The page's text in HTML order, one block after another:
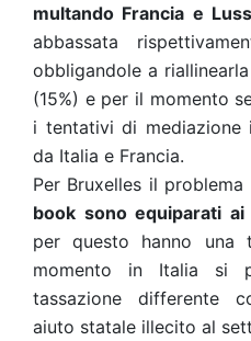
multando Francia e
abbassata
obbligandole a
(15%) e per il momento
i tentativi di
da Italia e Francia.
Per Bruxelles il
book sono equiparati
per questo hanno una
momento in Italia si
tassazione differente
aiuto statale illecito al